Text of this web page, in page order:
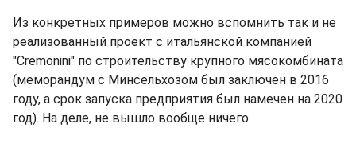
Из конкретных примеров можно вспомнить так и не
реализованный проект с итальянской компанией
"Cremonini" по строительству крупного мясокомбината
(меморандум с Минсельхозом был заключен в 2016
году, а срок запуска предприятия был намечен на 2020
год). На деле, не вышло вообще ничего.